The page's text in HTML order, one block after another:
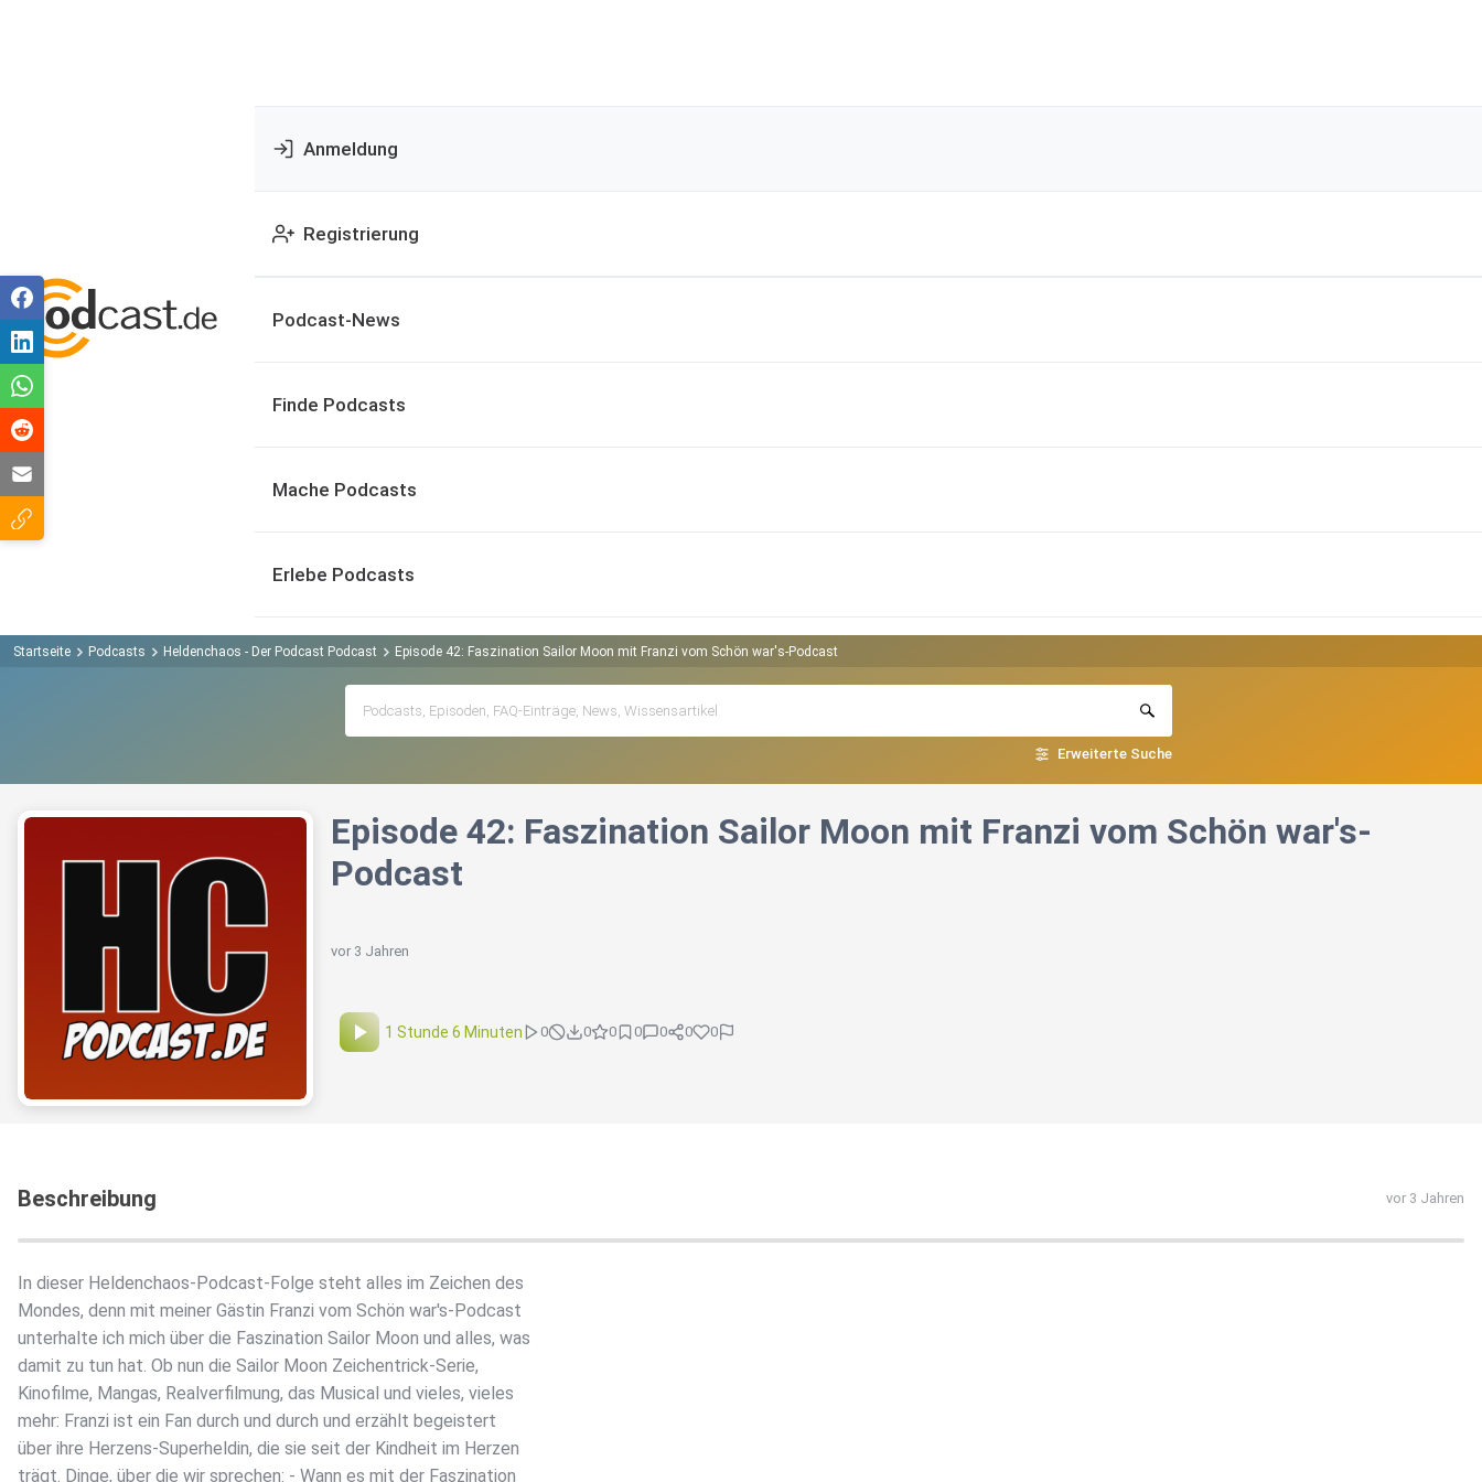
Anmeldung
Registrierung
Podcast-News
Finde Podcasts
Mache Podcasts
Erlebe Podcasts
Startseite Podcasts Heldenchaos - Der Podcast Podcast Episode 42: Faszination Sailor Moon mit Franzi vom Schön war's-Podcast
Erweiterte Suche
Episode 42: Faszination Sailor Moon mit Franzi vom Schön war's-
Podcast
vor 3 Jahren
1 Stunde 6 Minuten 0 0 0 0 0 0 0
Beschreibung vor 3 Jahren
In dieser Heldenchaos-Podcast-Folge steht alles im Zeichen des
Mondes, denn mit meiner Gästin Franzi vom Schön war's-Podcast
unterhalte ich mich über die Faszination Sailor Moon und alles, was
damit zu tun hat. Ob nun die Sailor Moon Zeichentrick-Serie,
Kinofilme, Mangas, Realverfilmung, das Musical und vieles, vieles
mehr: Franzi ist ein Fan durch und durch und erzählt begeistert
über ihre Herzens-Superheldin, die sie seit der Kindheit im Herzen
trägt. Dinge, über die wir sprechen: - Wann es mit der Faszination